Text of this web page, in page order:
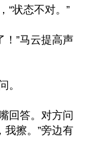
“状态不对。”
！”马云提高声
。
回答。对方问
我擦。”旁边有